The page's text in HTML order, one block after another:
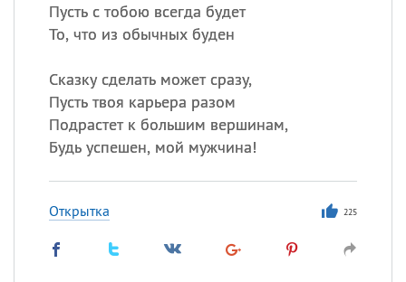
Пусть с тобою всегда будет
То, что из обычных буден
Сказку сделать может сразу,
Пусть твоя карьера разом
Подрастет к большим вершинам,
Будь успешен, мой мужчина!
Открытка 225
ИМЕНА
Сергей, Теодор,
происхождение